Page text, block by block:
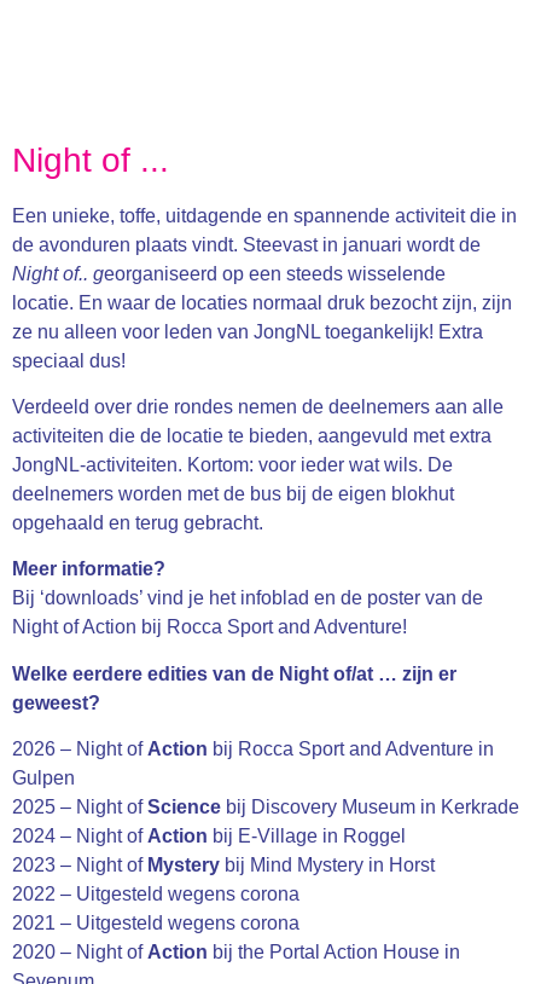
Night of ...
Een unieke, toffe, uitdagende en spannende activiteit die in
de avonduren plaats vindt. Steevast in januari wordt de
Night of.. georganiseerd op een steeds wisselende
locatie. En waar de locaties normaal druk bezocht zijn, zijn
ze nu alleen voor leden van JongNL toegankelijk! Extra
speciaal dus!
Verdeeld over drie rondes nemen de deelnemers aan alle
activiteiten die de locatie te bieden, aangevuld met extra
JongNL-activiteiten. Kortom: voor ieder wat wils. De
deelnemers worden met de bus bij de eigen blokhut
opgehaald en terug gebracht.
Meer informatie?
Bij ‘downloads’ vind je het infoblad en de poster van de
Night of Action bij Rocca Sport and Adventure!
Welke eerdere edities van de Night of/at … zijn er
geweest?
2026 – Night of Action bij Rocca Sport and Adventure in
Gulpen
2025 – Night ofScience bij Discovery Museum in Kerkrade
2024 – Night of Action bij E-Village in Roggel
2023 – Night of Mystery bij Mind Mystery in Horst
2022 – Uitgesteld wegens corona
2021 – Uitgesteld wegens corona
2020 – Night of Action bij the Portal Action House in